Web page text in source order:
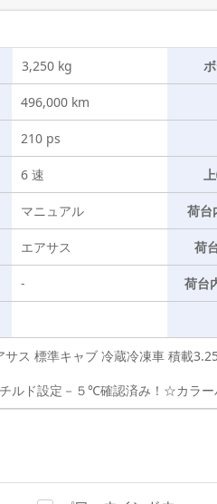
3,250 kg
496,000 km
210 ps
6 速
マニュアル 荷台
エアサス 荷
- 荷台
ス 標準キャブ 冷蔵冷凍車 積載
ルド設定－５℃確認済み！☆カラ